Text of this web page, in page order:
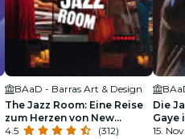
BAaD - Barras Art & Design
The Jazz Room: Eine Reise
zum Herzen von New
Orleans
4.5
(312)
Die
Gaye
Soul
15.